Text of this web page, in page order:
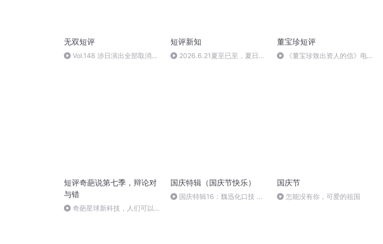
无双短评
Vol.148 涉日演出全部取消，
短评新知
2026.6.21夏至已至，夏日温
董宝珍短评
《董宝珍致出资人的信》电台
短评奇葩说第七季，辩论对
与错
奇葩星球新科技，人们可以自
国庆特辑（国庆节快乐）
国庆特辑16：魏迅化口技 二
国庆节
怎能没有你，可爱的祖国